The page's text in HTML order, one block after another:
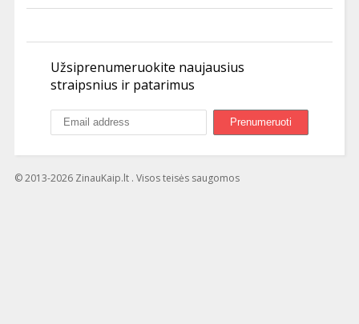
Užsiprenumeruokite naujausius
straipsnius ir patarimus
© 2013-2026 ZinauKaip.lt . Visos teisės saugomos